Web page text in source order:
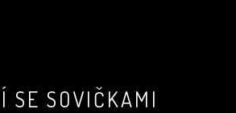
SE SOVIČKAMI